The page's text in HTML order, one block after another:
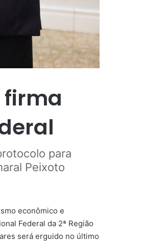
firma
para
Peixoto
econômico e
Federal da 2ª Região
será erguido no último